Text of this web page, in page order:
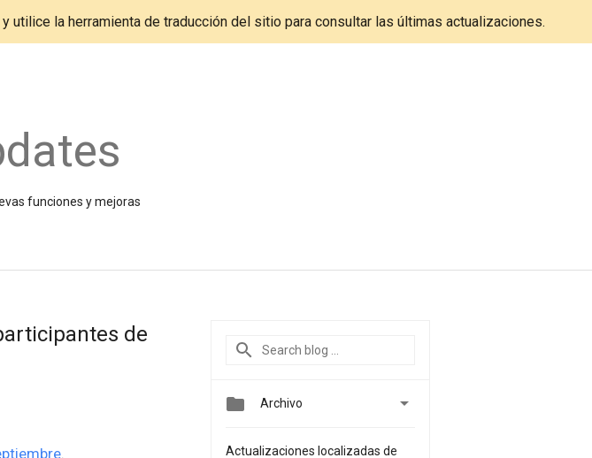
y utilice la herramienta de traducción del sitio para consultar las últimas actualizaciones.
funciones y mejoras
de
.
 Archivo 
Actualizaciones localizadas de